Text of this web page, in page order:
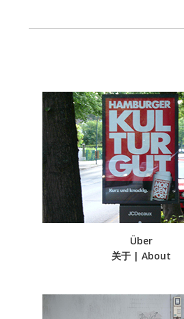
Über
关于 | About